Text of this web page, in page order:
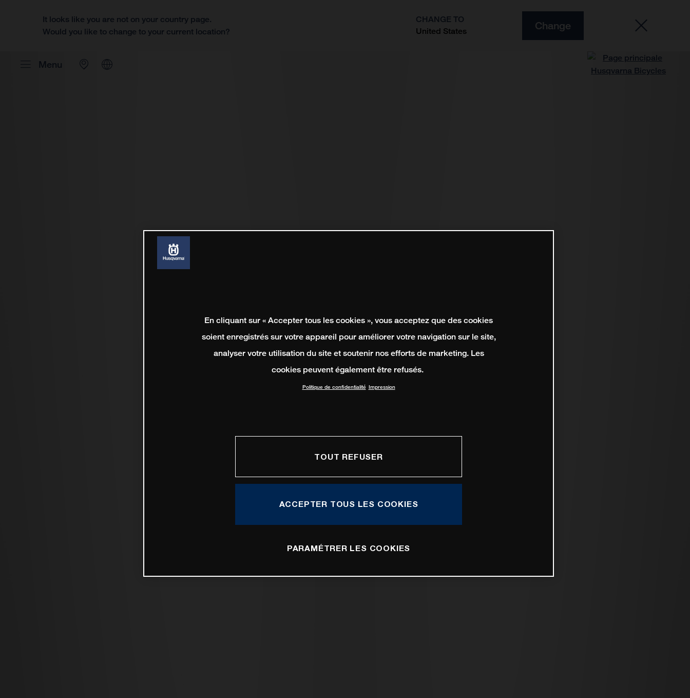
It looks like you are not on your country page.
Would you like to change to your current location?
CHANGE TO
United States
Change
Menu
En cliquant sur « Accepter tous les cookies », vous acceptez que des cookies
soient enregistrés sur votre appareil pour améliorer votre navigation sur le site,
analyser votre utilisation du site et soutenir nos efforts de marketing. Les
cookies peuvent également être refusés.
Politique de confidentialité Impression
TOUT REFUSER
ACCEPTER TOUS LES COOKIES
PARAMÉTRER LES COOKIES